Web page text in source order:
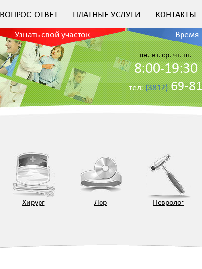
ВОПРОС-ОТВЕТ ПЛАТНЫЕ УСЛУГИ КОНТАКТЫ
Узнать свой участок Время
пн. вт. ср. чт. пт.
8:00-19:30
тел:(3812)69-
Хирург Лор Невролог